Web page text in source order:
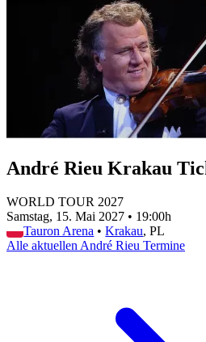
André Rieu Krakau
WORLD TOUR 2027
Samstag, 15. Mai 2027 • 19:00h
Tauron Arena • Krakau, PL
Alle aktuellen André Rieu Termine